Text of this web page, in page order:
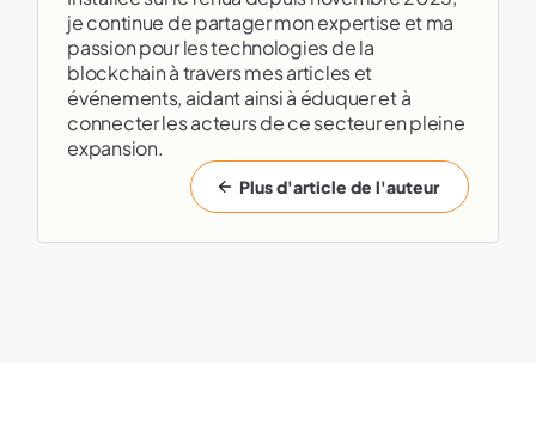
je continue de partager mon expertise et ma
passion pour les technologies de la
blockchain à travers mes articles et
événements, aidant ainsi à éduquer et à
connecter les acteurs de ce secteur en pleine
expansion.
Plus d'article de l'auteur